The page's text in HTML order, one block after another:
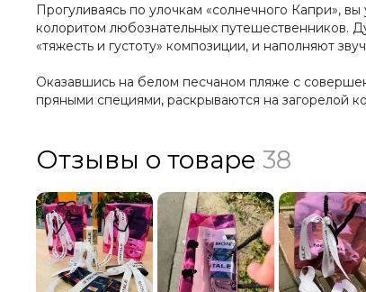
Прогуливаясь по улочкам «солнечного Капри»,
колоритом любознательных путешественников.
«тяжесть и густоту» композиции, и наполняют
Оказавшись на белом песчаном пляже с
пряными специями, раскрываются на загорелой
Отзывы о товаре 38